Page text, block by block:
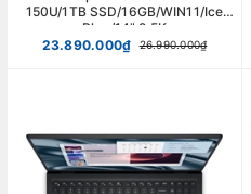
150U/1TB SSD/16GB/WIN11/Ice
Blue/14" 2.5K
23.890.000₫
26.990.000₫